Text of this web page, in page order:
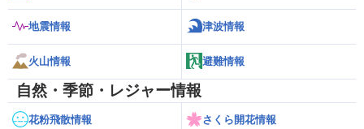
地震情報 津波情報
火山情報 避難情報
自然・季節・レジャー情報
花粉飛散情報 さくら開花情報